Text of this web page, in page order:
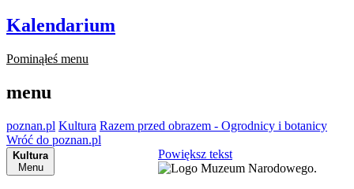
Kalendarium
Pominąłeś menu
menu
poznan.pl Kultura Razem przed obrazem - Ogrodnicy i botanicy
Wróć do poznan.pl
Kultura
Menu
Powiększ tekst